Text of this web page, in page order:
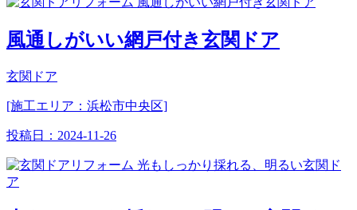
風通しがいい網戸付き玄関ドア
玄関ドア
[施工エリア：浜松市中央区]
投稿日： 2024-11-26